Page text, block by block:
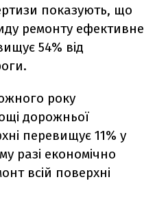
показують, що
ремонту ефективне
54% від
року
дорожньої
перевищує 11% у
разі економічно
всій поверхні